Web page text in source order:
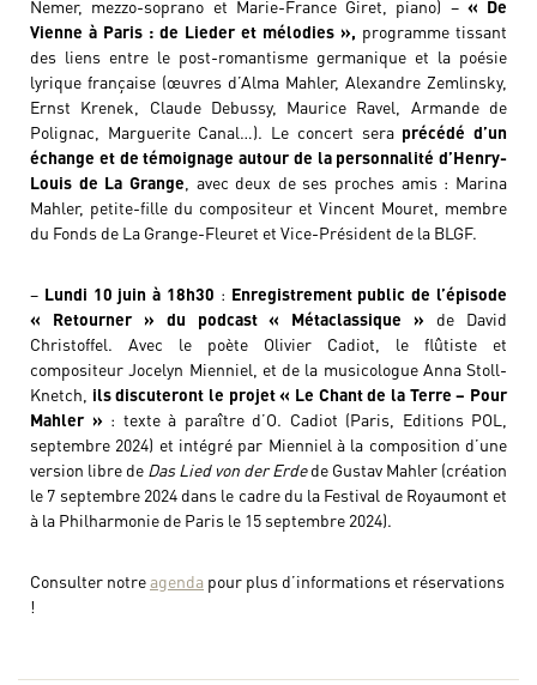
Nemer, mezzo-soprano et Marie-France Giret, piano) – « De
Vienne à Paris : de Lieder et mélodies », programme tissant
des liens entre le post-romantisme germanique et la poésie
lyrique française (œuvres d’Alma Mahler, Alexandre Zemlinsky,
Ernst Krenek, Claude Debussy, Maurice Ravel, Armande de
Polignac, Marguerite Canal…). Le concert sera précédé d’un
échange et de témoignage autour de la personnalité d’Henry-
Louis de La Grange , avec deux de ses proches amis : Marina
Mahler, petite-fille du compositeur et Vincent Mouret, membre
du Fonds de La Grange-Fleuret et Vice-Président de la BLGF.
– Lundi 10 juin à 18h30 : Enregistrement public de l’épisode
« Retourner » du podcast « Métaclassique » de David
Christoffel. Avec le poète Olivier Cadiot, le flûtiste et
compositeur Jocelyn Mienniel, et de la musicologue Anna Stoll-
Knetch, ils discuteront le projet « Le Chant de la Terre – Pour
Mahler » : texte à paraître d’O. Cadiot (Paris, Editions POL,
septembre 2024) et intégré par Mienniel à la composition d’une
version libre de Das Lied von der Erdede Gustav Mahler (création
le 7 septembre 2024 dans le cadre du la Festival de Royaumont et
à la Philharmonie de Paris le 15 septembre 2024).
Consulter notre agenda pour plus d’informations et réservations
!